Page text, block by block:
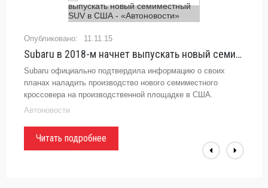
11.11.15
Subaru в 2018-м начнет выпускать новый семиместный SUV в США - «Автоновости»
Subaru официально подтвердила информацию о своих
планах наладить производство нового семиместного
кроссовера на производственной площадке в США.
Новинка, которая призвана заменить модель Tribeca,
Автоновости
Читать подробнее